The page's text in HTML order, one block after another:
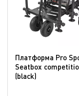
Платформа Pro
Seatbox
(blaсk)